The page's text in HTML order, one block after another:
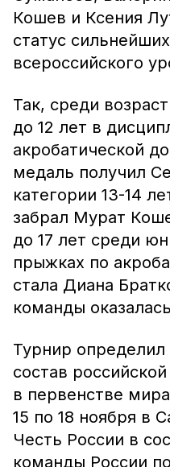
Кошев и Ксения
статус
всероссийского
Так, среди
до 12 лет в
акробатической
медаль получил
категории 13-14
забрал Мурат
до 17 лет среди
прыжках по
стала Диана
команды
Турнир
состав
в первенстве
15 по 18 ноября в
Честь России в
команды России